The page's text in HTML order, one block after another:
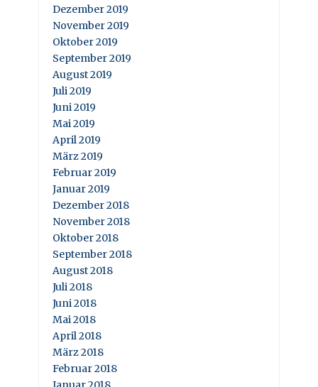
Dezember 2019
November 2019
Oktober 2019
September 2019
August 2019
Juli 2019
Juni 2019
Mai 2019
April 2019
März 2019
Februar 2019
Januar 2019
Dezember 2018
November 2018
Oktober 2018
September 2018
August 2018
Juli 2018
Juni 2018
Mai 2018
April 2018
März 2018
Februar 2018